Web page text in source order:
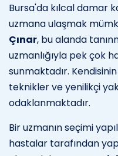
Bursa'da kılcal damar
uzmana ulaşmak
Çınar, bu alanda
uzmanlığıyla pek çok
sunmaktadır.
teknikler ve yenilikçi
odaklanmaktadır.
Bir uzmanın seçimi
hastalar tarafından